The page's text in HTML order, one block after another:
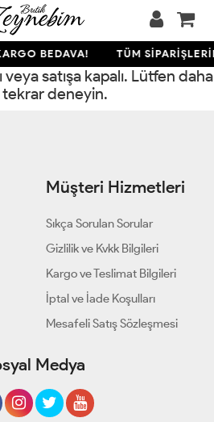
BEDAVA! TÜM
satışa kapalı. Lütfen daha
deneyin.
Müşteri Hizmetleri
Sıkça Sorulan Sorular
Gizlilik ve Kvkk Bilgileri
Kargo ve Teslimat Bilgileri
İptal ve İade Koşulları
Mesafeli Satış Sözleşmesi
Medya